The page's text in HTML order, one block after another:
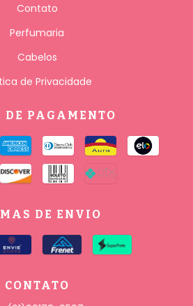
Contato
Perfumaria
Cabelos
de Privacidade
DE PAGAMENTO
DE ENVIO
CONTATO